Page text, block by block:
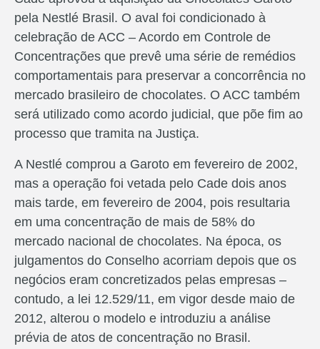
pela Nestlé Brasil. O aval foi condicionado à
celebração de ACC – Acordo em Controle de
Concentrações que prevê uma série de remédios
comportamentais para preservar a concorrência no
mercado brasileiro de chocolates. O ACC também
será utilizado como acordo judicial, que põe fim ao
processo que tramita na Justiça.
A Nestlé comprou a Garoto em fevereiro de 2002,
mas a operação foi vetada pelo Cade dois anos
mais tarde, em fevereiro de 2004, pois resultaria
em uma concentração de mais de 58% do
mercado nacional de chocolates. Na época, os
julgamentos do Conselho acorriam depois que os
negócios eram concretizados pelas empresas –
contudo, a lei 12.529/11, em vigor desde maio de
2012, alterou o modelo e introduziu a análise
prévia de atos de concentração no Brasil.